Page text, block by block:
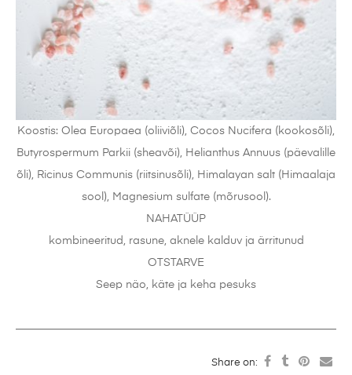
Koostis: Olea Europaea (oliiviõli), Cocos Nucifera (kookosõli),
Butyrospermum Parkii (sheavõi), Helianthus Annuus (päevalille
õli), Ricinus Communis (riitsinusõli), Himalayan salt (Himaalaja
sool), Magnesium sulfate (mõrusool).
NAHATÜÜP
kombineeritud, rasune, aknele kalduv ja ärritunud
OTSTARVE
Seep näo, käte ja keha pesuks
Share on: